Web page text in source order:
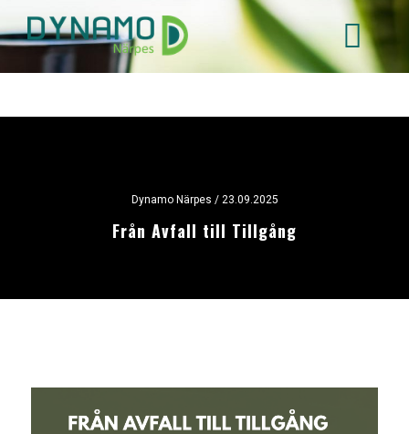
Hoppa
huvudinnehåll
Dynamo Närpes / 23.09.2025
Från Avfall till Tillgång